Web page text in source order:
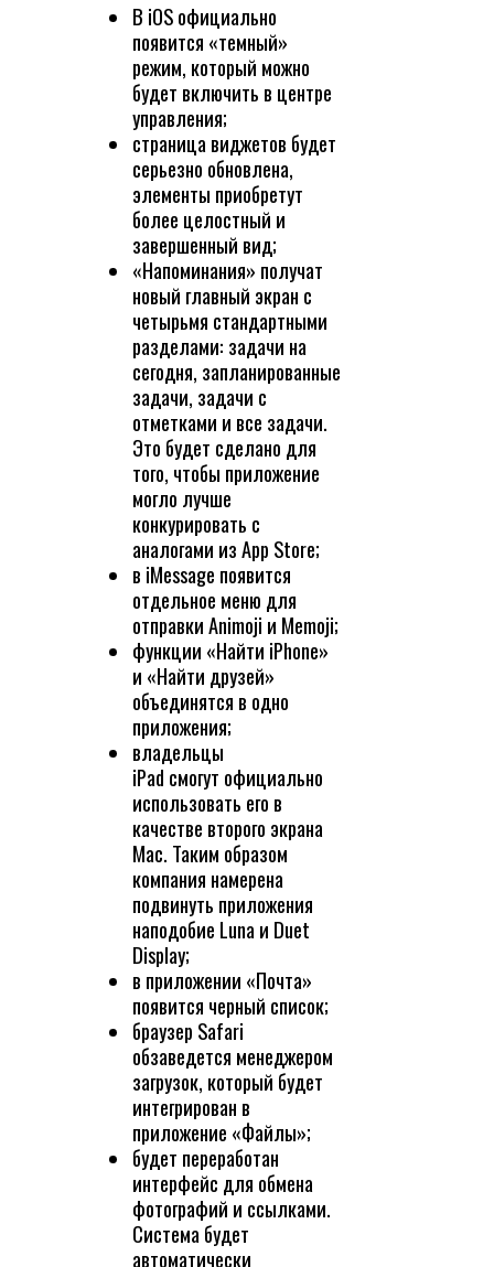
В iOS официально
появится «темный»
режим, который можно
будет включить в центре
управления;
страница виджетов будет
серьезно обновлена,
элементы приобретут
более целостный и
завершенный вид;
«Напоминания» получат
новый главный экран с
четырьмя стандартными
разделами: задачи на
сегодня, запланированные
задачи, задачи с
отметками и все задачи.
Это будет сделано для
того, чтобы приложение
могло лучше
конкурировать с
аналогами из App Store;
в iMessage появится
отдельное меню для
отправки Animoji и Memoji;
функции «Найти iPhone»
и «Найти друзей»
объединятся в одно
приложения;
владельцы
iPad смогут официально
использовать его в
качестве второго экрана
Mac. Таким образом
компания намерена
подвинуть приложения
наподобие Luna и Duet
Display;
в приложении «Почта»
появится черный список;
браузер Safari
обзаведется менеджером
загрузок, который будет
интегрирован в
приложение «Файлы»;
будет переработан
интерфейс для обмена
фотографий и ссылками.
Система будет
автоматически